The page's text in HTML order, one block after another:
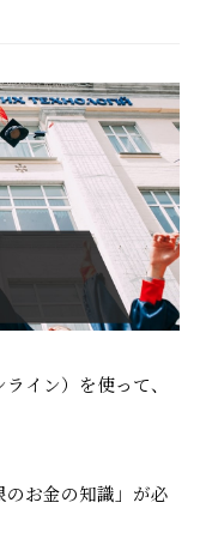
イン）を使って、
お金の知識」が必